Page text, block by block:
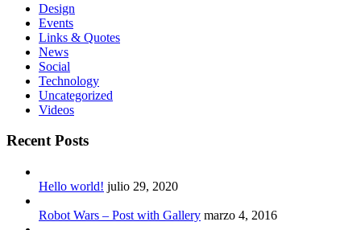
Design
Events
Links & Quotes
News
Social
Technology
Uncategorized
Videos
Recent Posts
Hello world! julio 29, 2020
Robot Wars – Post with Gallery marzo 4, 2016